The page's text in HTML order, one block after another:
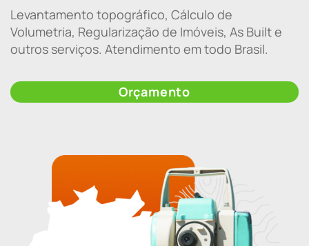
Levantamento topográfico, Cálculo de
Volumetria, Regularização de Imóveis, As Built e
outros serviços. Atendimento em todo Brasil.
Orçamento